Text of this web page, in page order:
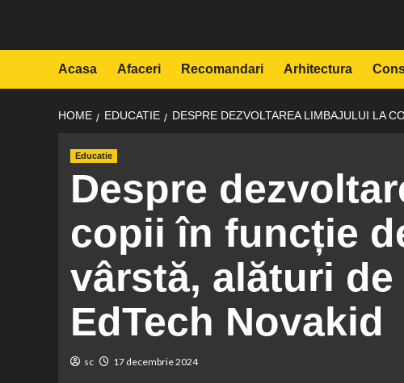
content
Acasa Afaceri Recomandari Arhitectura
HOME EDUCATIE DESPRE DEZVOLTAREA LIMBAJULUI LA
Educatie
Despre
copii în funcție
vârstă, alături
EdTech Novakid
sc 17 decembrie 2024